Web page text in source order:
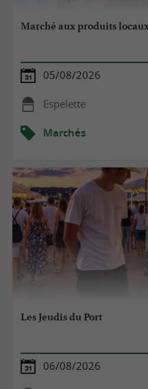
Marché aux produits
05/08/2026
Espelette
Marchés
Les Jeudis du Port
06/08/2026